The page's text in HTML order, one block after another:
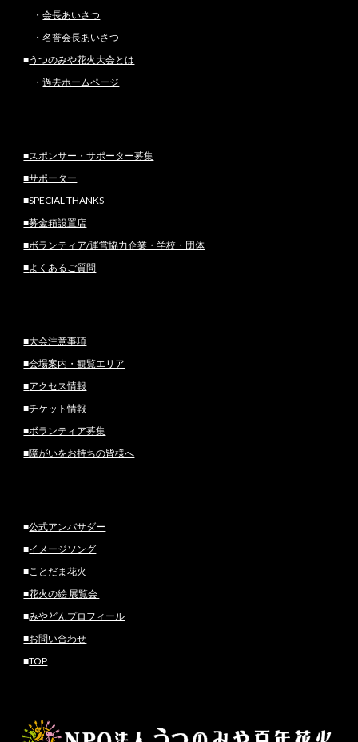
・会長あいさつ
・名誉会長あいさつ
■うつのみや花火大会とは
・過去ホームページ
■スポンサー・サポーター募集
■サポーター
■SPECIAL THANKS
■募金箱設置店
■ボランティア/運営協力企業・学校・団体
■よくあるご質問
■大会注意事項
■会場案内・観覧エリア
■アクセス情報
■チケット情報
■ボランティア募集
■障がいをお持ちの皆様へ
■公式アンバサダー
■イメージソング
■ことだま花火
■花火の絵 展覧会
■みやどんプロフィール
■お問い合わせ
■TOP